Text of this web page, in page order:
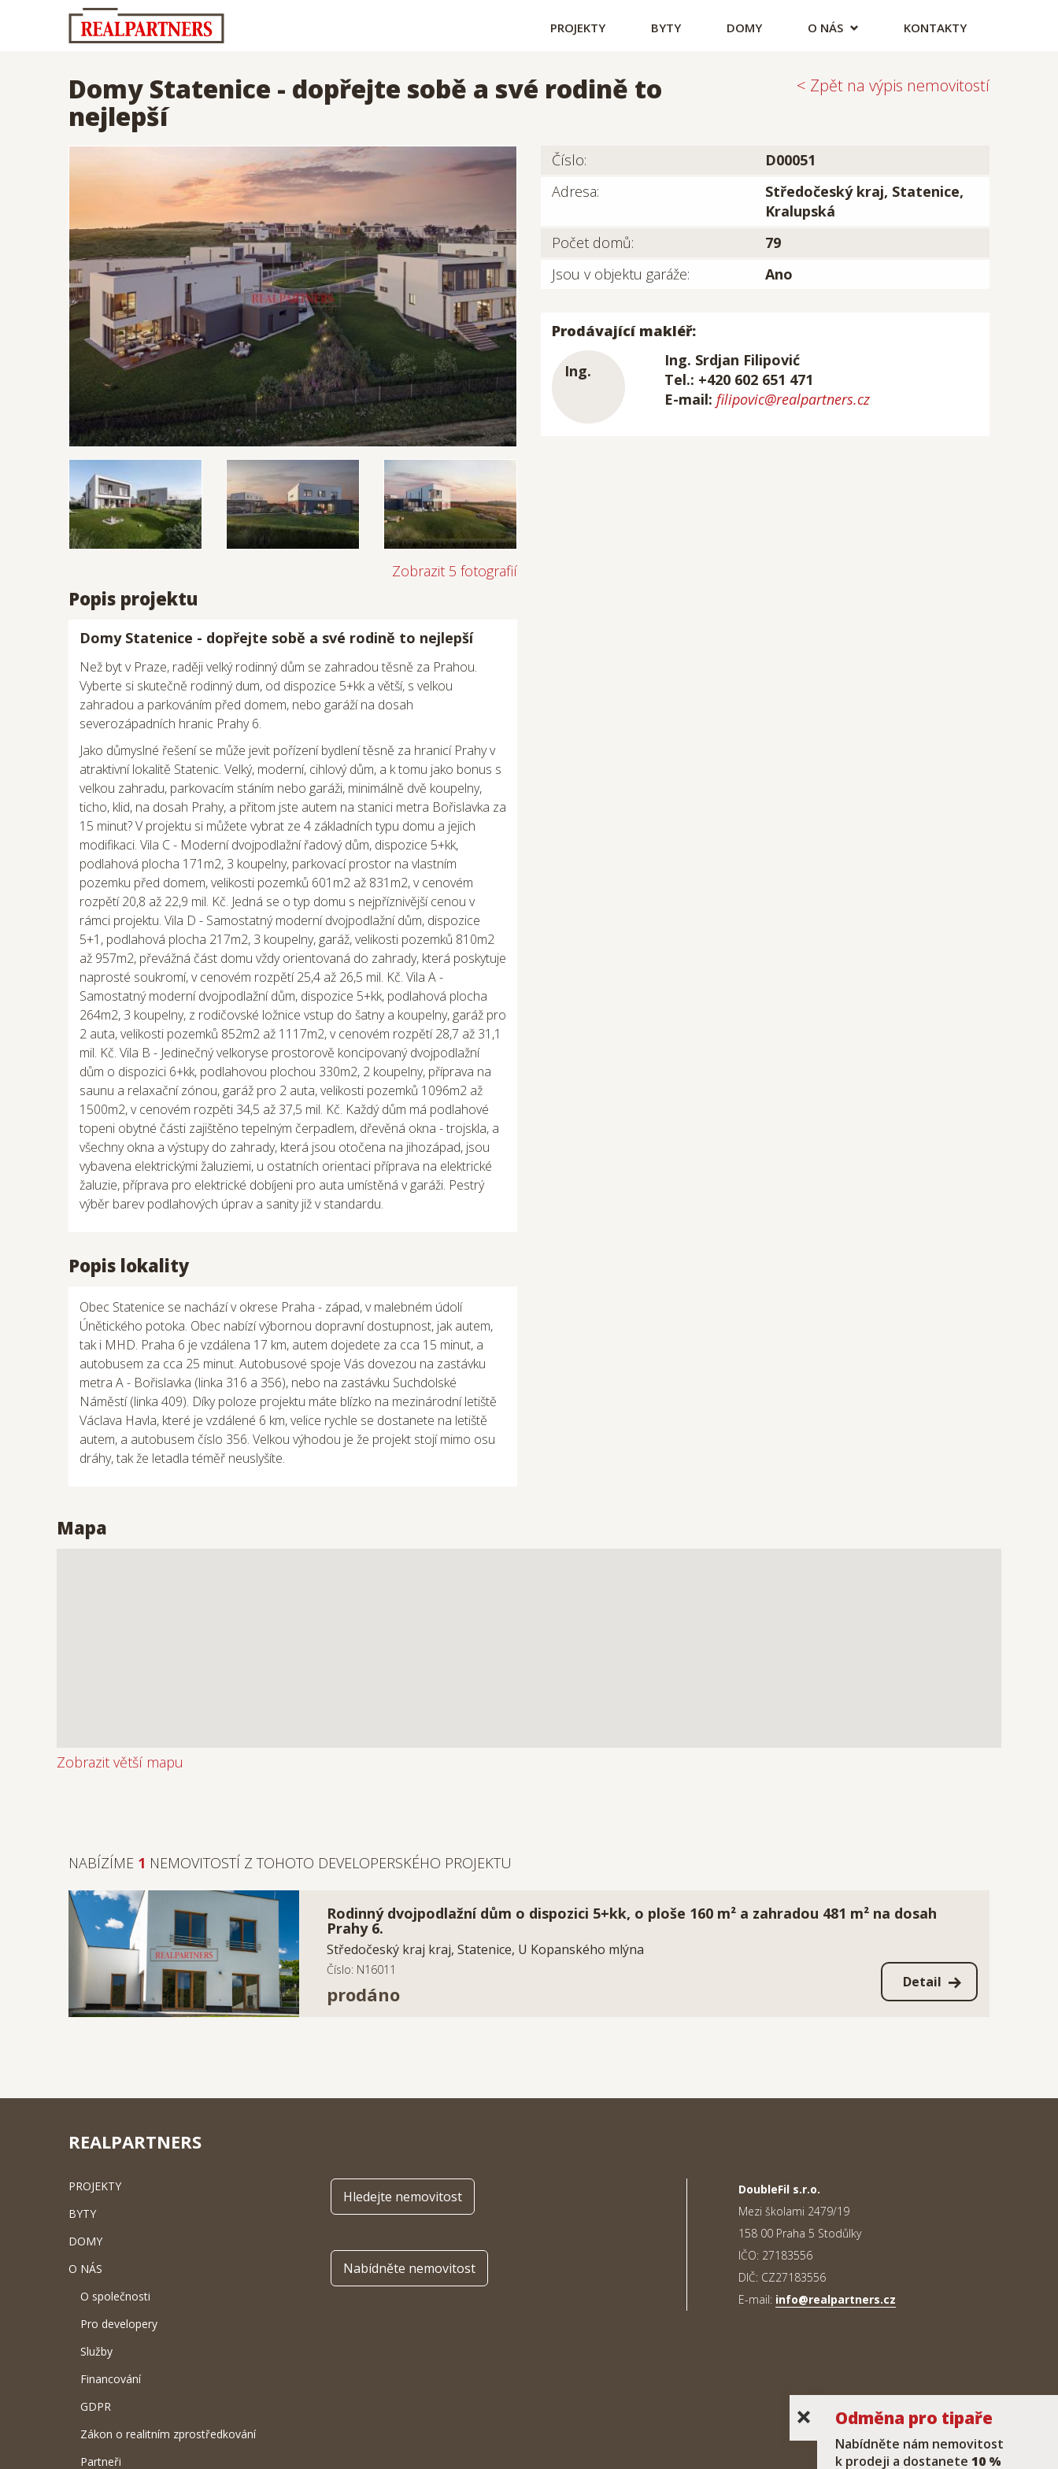
PROJEKTY BYTY DOMY O NÁS KONTAKTY
Domy Statenice - dopřejte sobě a své rodině to
nejlepší
< Zpět na výpis nemovitostí
Zobrazit 5 fotografií
Popis projektu
Domy Statenice - dopřejte sobě a své rodině to nejlepší
Než byt v Praze, raději velký rodinný dům se zahradou těsně za Prahou.
Vyberte si skutečně rodinný dum, od dispozice 5+kk a větší, s velkou
zahradou a parkováním před domem, nebo garáží na dosah
severozápadních hranic Prahy 6.
Jako důmyslné řešení se může jevit pořízení bydlení těsně za hranicí Prahy v
atraktivní lokalitě Statenic. Velký, moderní, cihlový dům, a k tomu jako bonus s
velkou zahradu, parkovacím stáním nebo garáži, minimálně dvě koupelny,
ticho, klid, na dosah Prahy, a přitom jste autem na stanici metra Bořislavka za
15 minut? V projektu si můžete vybrat ze 4 základních typu domu a jejich
modifikaci. Vila C - Moderní dvojpodlažní řadový dům, dispozice 5+kk,
podlahová plocha 171m2, 3 koupelny, parkovací prostor na vlastním
pozemku před domem, velikosti pozemků 601m2 až 831m2, v cenovém
rozpětí 20,8 až 22,9 mil. Kč. Jedná se o typ domu s nejpříznivější cenou v
rámci projektu. Vila D - Samostatný moderní dvojpodlažní dům, dispozice
5+1, podlahová plocha 217m2, 3 koupelny, garáž, velikosti pozemků 810m2
až 957m2, převážná část domu vždy orientovaná do zahrady, která poskytuje
naprosté soukromí, v cenovém rozpětí 25,4 až 26,5 mil. Kč. Vila A -
Samostatný moderní dvojpodlažní dům, dispozice 5+kk, podlahová plocha
264m2, 3 koupelny, z rodičovské ložnice vstup do šatny a koupelny, garáž pro
2 auta, velikosti pozemků 852m2 až 1117m2, v cenovém rozpětí 28,7 až 31,1
mil. Kč. Vila B - Jedinečný velkoryse prostorově koncipovaný dvojpodlažní
dům o dispozici 6+kk, podlahovou plochou 330m2, 2 koupelny, příprava na
saunu a relaxační zónou, garáž pro 2 auta, velikosti pozemků 1096m2 až
1500m2, v cenovém rozpěti 34,5 až 37,5 mil. Kč. Každý dům má podlahové
topeni obytné části zajištěno tepelným čerpadlem, dřevěná okna - trojskla, a
všechny okna a výstupy do zahrady, která jsou otočena na jihozápad, jsou
vybavena elektrickými žaluziemi, u ostatních orientaci příprava na elektrické
žaluzie, příprava pro elektrické dobíjeni pro auta umístěná v garáži. Pestrý
výběr barev podlahových úprav a sanity již v standardu.
Popis lokality
Obec Statenice se nachází v okrese Praha - západ, v malebném údolí
Únětického potoka. Obec nabízí výbornou dopravní dostupnost, jak autem,
tak i MHD. Praha 6 je vzdálena 17 km, autem dojedete za cca 15 minut, a
autobusem za cca 25 minut. Autobusové spoje Vás dovezou na zastávku
metra A - Bořislavka (linka 316 a 356), nebo na zastávku Suchdolské
Náměstí (linka 409). Díky poloze projektu máte blízko na mezinárodní letiště
Václava Havla, které je vzdálené 6 km, velice rychle se dostanete na letiště
autem, a autobusem číslo 356. Velkou výhodou je že projekt stojí mimo osu
dráhy, tak že letadla téměř neuslyšíte.
Číslo:
D00051
Adresa:
Středočeský kraj, Statenice,
Kralupská
Počet domů:
79
Jsou v objektu garáže:
Ano
Prodávající makléř:
Ing. Srdjan Filipović
Tel.: +420 602 651 471
E-mail: filipovic@realpartners.cz
Mapa
Zobrazit větší mapu
NABÍZÍME 1 NEMOVITOSTÍ Z TOHOTO DEVELOPERSKÉHO PROJEKTU
Rodinný dvojpodlažní dům o dispozici 5+kk, o ploše 160 m² a zahradou 481 m² na dosah
Prahy 6.
Středočeský kraj kraj, Statenice, U Kopanského mlýna
Číslo: N16011
prodáno
Detail
REALPARTNERS
PROJEKTY
BYTY
DOMY
O NÁS
O společnosti
Pro developery
Služby
Financování
GDPR
Zákon o realitním zprostředkování
Partneři
Hledejte nemovitost
Nabídněte nemovitost
DoubleFil s.r.o.
Mezi školami 2479/19
158 00 Praha 5 Stodůlky
IČO: 27183556
DIČ: CZ27183556
E-mail: info@realpartners.cz
Odměna pro tipaře
Nabídněte nám nemovitost
k prodeji a dostanete 10 %